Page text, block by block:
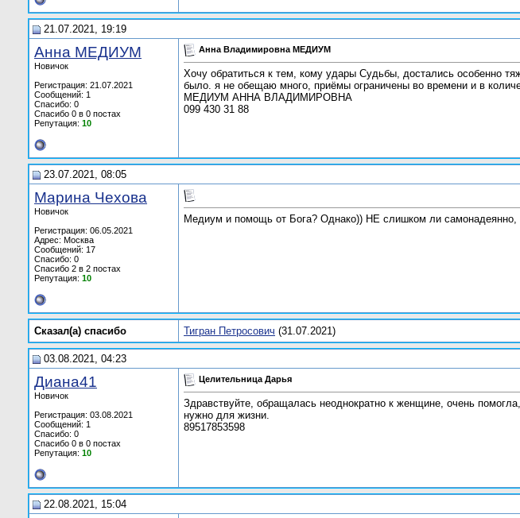
21.07.2021, 19:19
Анна МЕДИУМ
Новичок
Регистрация: 21.07.2021
Сообщений: 1
Спасибо: 0
Спасибо 0 в 0 постах
Репутация: 10
Анна Владимировна МЕДИУМ
Хочу обратиться к тем, кому удары Судьбы, достались особенно
было. я не обещаю много, приёмы ограничены во времени и в
МЕДИУМ АННА ВЛАДИМИРОВНА
099 430 31 88
23.07.2021, 08:05
Марина Чехова
Новичок
Регистрация: 06.05.2021
Адрес: Москва
Сообщений: 17
Спасибо: 0
Спасибо 2 в 2 постах
Репутация: 10
Медиум и помощь от Бога? Однако)) НЕ слишком ли самонадеянно,
Сказал(а) cпасибо Тигран Петросович (31.07.2021)
03.08.2021, 04:23
Диана41
Новичок
Регистрация: 03.08.2021
Сообщений: 1
Спасибо: 0
Спасибо 0 в 0 постах
Репутация: 10
Целительница Дарья
Здравствуйте, обращалась неоднократно к женщине, очень
нужно для жизни.
89517853598
22.08.2021, 15:04